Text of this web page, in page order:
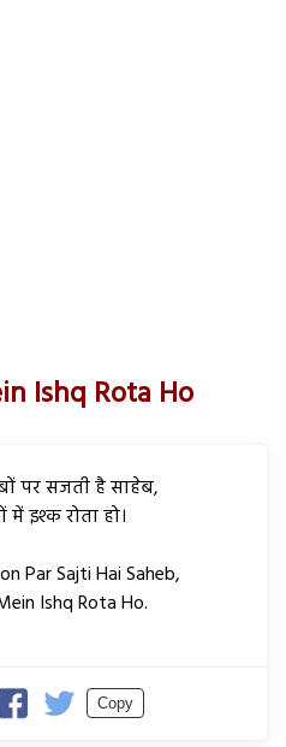
Ishq Rota Ho
पर सजती है साहेब,
इश्क रोता हो।
Par Sajti Hai Saheb,
Ishq Rota Ho.
Copy